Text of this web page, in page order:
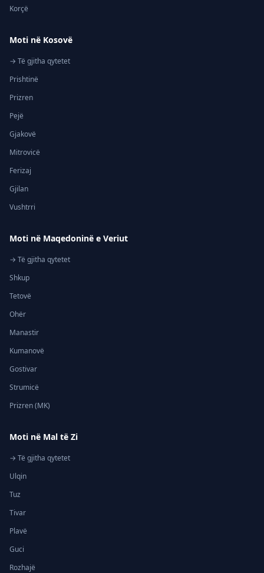
Korçë
Moti në Kosovë
→ Të gjitha qytetet
Prishtinë
Prizren
Pejë
Gjakovë
Mitrovicë
Ferizaj
Gjilan
Vushtrri
Moti në Maqedoninë e Veriut
→ Të gjitha qytetet
Shkup
Tetovë
Ohër
Manastir
Kumanovë
Gostivar
Strumicë
Prizren (MK)
Moti në Mal të Zi
→ Të gjitha qytetet
Ulqin
Tuz
Tivar
Plavë
Guci
Rozhajë